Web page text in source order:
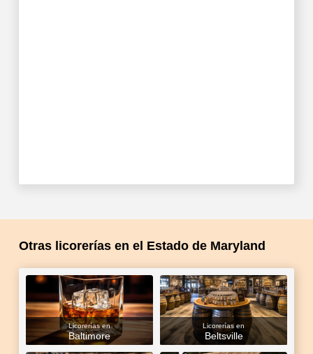
Otras licorerías en el Estado de Maryland
Licorerías en
Baltimore
Licorerías en
Beltsville